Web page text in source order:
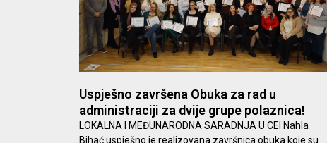
Uspješno završena Obuka za rad u
administraciji za dvije grupe polaznica!
LOKALNA I MEĐUNARODNA SARADNJA U CEI Nahla
Bihać uspješno je realizovana završnica obuka koje su